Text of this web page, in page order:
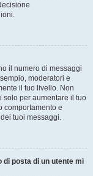
il numero di messaggi
moderatori e
il tuo livello. Non
solo per aumentare il tuo
comportamento e
tuoi messaggi.
di posta di un utente mi